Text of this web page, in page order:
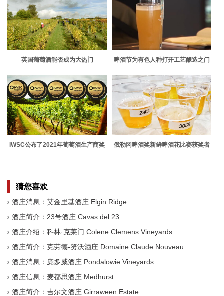
英国葡萄酒能否成为大热门 啤酒节为有色人种打开工艺酿造之门
IWSC公布了2021年葡萄酒生产商奖
俄勒冈啤酒奖新鲜啤酒花比赛获奖者
猜您喜欢
酒庄消息：艾金里基酒庄 Elgin Ridge
酒庄简介：23号酒庄 Cavas del 23
酒庄介绍：科林·克莱门 Colene Clemens Vineyards
酒庄简介：克劳德-努沃酒庄 Domaine Claude Nouveau
酒庄消息：庞多威酒庄 Pondalowie Vineyards
酒庄信息：麦都思酒庄 Medhurst
酒庄简介：吉尔文酒庄 Girraween Estate